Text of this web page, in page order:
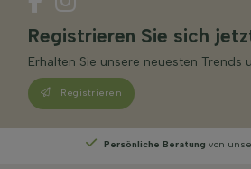
Registrieren Sie sich
Erhalten Sie unsere neuesten Trends
Registrieren
Persönliche Beratung von